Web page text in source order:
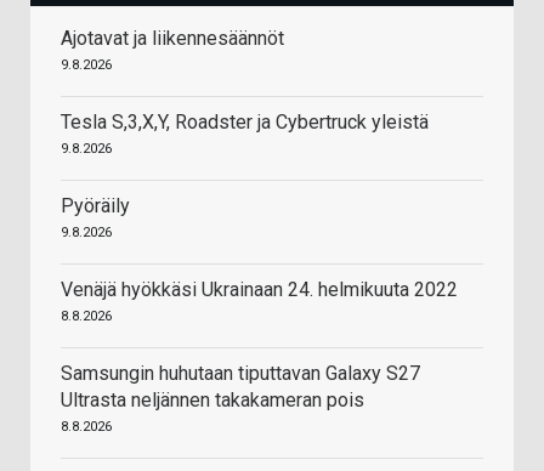
Ajotavat ja liikennesäännöt
9.8.2026
Tesla S,3,X,Y, Roadster ja Cybertruck yleistä
9.8.2026
Pyöräily
9.8.2026
Venäjä hyökkäsi Ukrainaan 24. helmikuuta 2022
8.8.2026
Samsungin huhutaan tiputtavan Galaxy S27
Ultrasta neljännen takakameran pois
8.8.2026